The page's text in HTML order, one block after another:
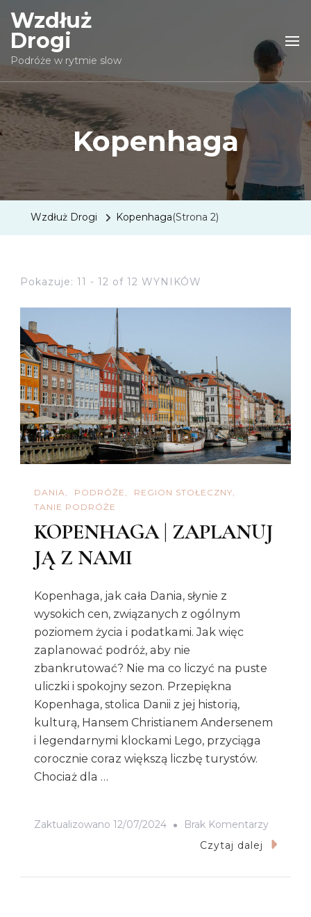
Wzdłuż
Drogi
Podróże w rytmie slow
Kopenhaga
Wzdłuż Drogi Kopenhaga(Strona 2)
Pokazuje: 11 - 12 of 12 WYNIKÓW
DANIA PODRÓŻE
REGION STOŁECZNY
TANIE PODRÓŻE
KOPENHAGA | ZAPLANUJ
JĄ Z NAMI
Kopenhaga, jak cała Dania, słynie z
wysokich cen, związanych z ogólnym
poziomem życia i podatkami. Jak więc
zaplanować podróż, aby nie
zbankrutować? Nie ma co liczyć na puste
uliczki i spokojny sezon. Przepiękna
Kopenhaga, stolica Danii z jej historią,
kulturą, Hansem Christianem Andersenem
i legendarnymi klockami Lego, przyciąga
corocznie coraz większą liczbę turystów.
Chociaż dla …
Zaktualizowano 12/07/2024 Brak KomentarzyDo
Czytaj dalej